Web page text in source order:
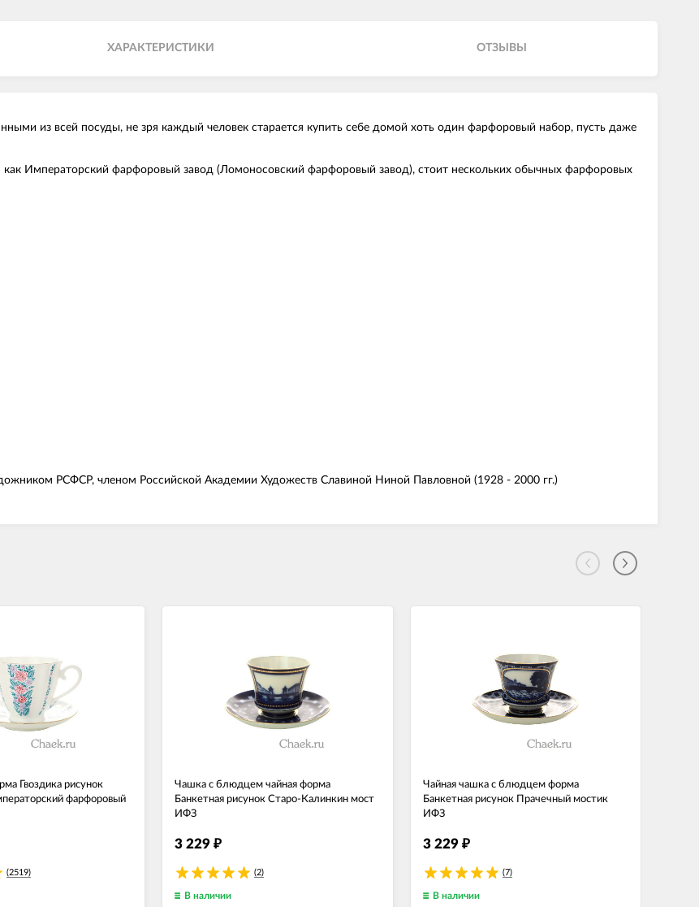
ХАРАКТЕРИСТИКИ ОТЗЫВЫ
из всей посуды, не зря каждый человек старается купить себе домой хоть один фарфоровый набор, пусть даже
Императорский фарфоровый завод (Ломоносовский фарфоровый завод), стоит нескольких обычных фарфоровых
РСФСР, членом Российской Академии Художеств Славиной Ниной Павловной (1928 - 2000 гг.)
Гвоздика рисунок
фарфоровый
(2519)
Чашка с блюдцем чайная форма
Банкетная рисунок Старо-Калинкин мост
ИФЗ
3 229 ₽
(2)
В наличии
Чайная чашка с блюдцем форма
Банкетная рисунок Прачечный мостик
ИФЗ
3 229 ₽
(7)
В наличии